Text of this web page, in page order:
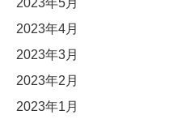
2023年5月
2023年4月
2023年3月
2023年2月
2023年1月